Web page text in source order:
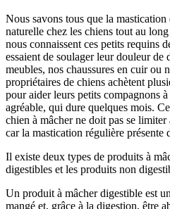
Nous savons tous que la
naturelle chez les chiens tout au
nous connaissent ces petits requins
essaient de soulager leur douleur
meubles, nos chaussures en cuir ou
propriétaires de chiens achètent
pour aider leurs petits compagnons
agréable, qui dure quelques mois.
chien à mâcher ne doit pas se
car la mastication régulière présente
Il existe deux types de produits à
digestibles et les produits non
Un produit à mâcher digestible est
mangé et, grâce à la digestion, être